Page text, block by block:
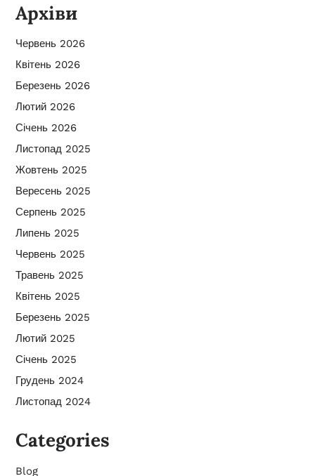
Архіви
Червень 2026
Квітень 2026
Березень 2026
Лютий 2026
Січень 2026
Листопад 2025
Жовтень 2025
Вересень 2025
Серпень 2025
Липень 2025
Червень 2025
Травень 2025
Квітень 2025
Березень 2025
Лютий 2025
Січень 2025
Грудень 2024
Листопад 2024
Categories
Blog